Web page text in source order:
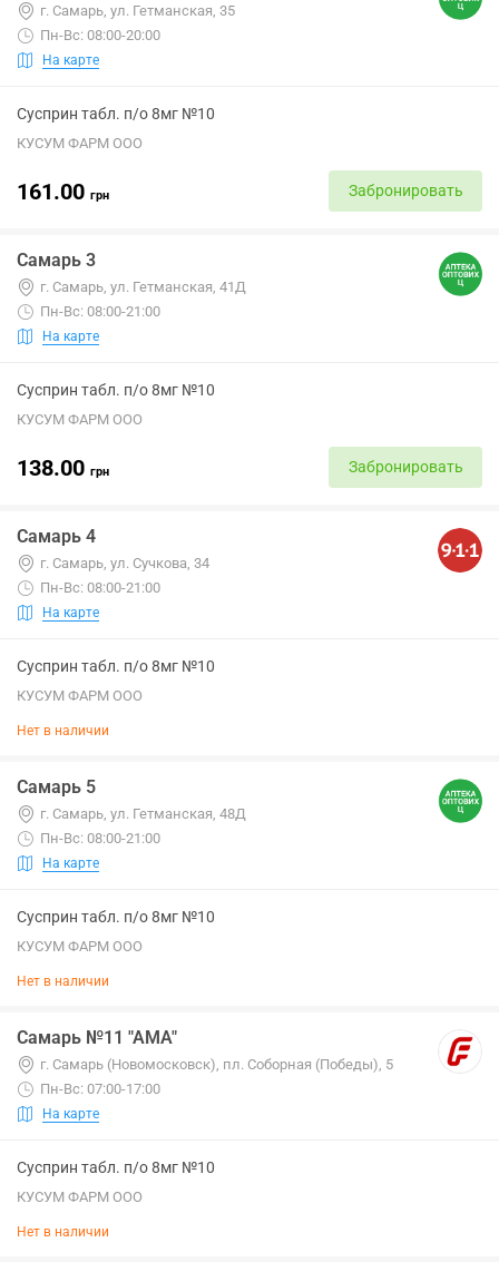
г. Самарь, ул. Гетманская, 35
Пн-Вс: 08:00-20:00
На карте
Сусприн табл. п/о 8мг №10
КУСУМ ФАРМ ООО
161.00 грн Забронировать
Самарь 3
г. Самарь, ул. Гетманская, 41Д
Пн-Вс: 08:00-21:00
На карте
Сусприн табл. п/о 8мг №10
КУСУМ ФАРМ ООО
138.00 грн Забронировать
Самарь 4
г. Самарь, ул. Сучкова, 34
Пн-Вс: 08:00-21:00
На карте
Сусприн табл. п/о 8мг №10
КУСУМ ФАРМ ООО
Нет в наличии
Самарь 5
г. Самарь, ул. Гетманская, 48Д
Пн-Вс: 08:00-21:00
На карте
Сусприн табл. п/о 8мг №10
КУСУМ ФАРМ ООО
Нет в наличии
Самарь №11 "АМА"
г. Самарь (Новомосковск), пл. Соборная (Победы), 5
Пн-Вс: 07:00-17:00
На карте
Сусприн табл. п/о 8мг №10
КУСУМ ФАРМ ООО
Нет в наличии